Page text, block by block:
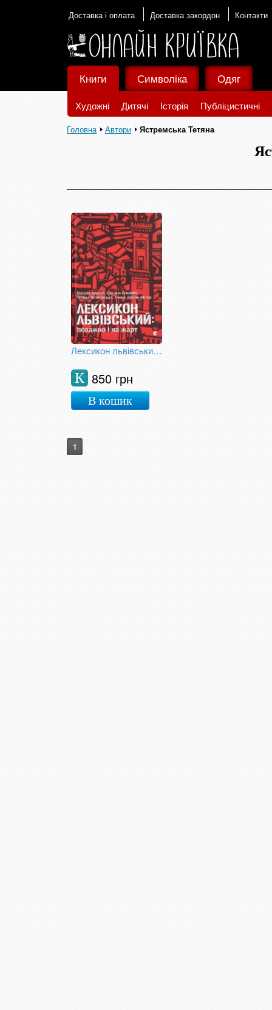
Доставка і оплата Доставка закордон Контакти
Книги
Художні Дитячі Історія Публіцистичні
Символіка Одяг
Головна Автори Ястремська Тетяна
Лексикон львівський: поважно і на жарт
850 грн
К
В кошик
1